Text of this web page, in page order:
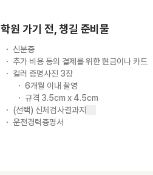
학원 가기 전, 챙길 준비물
신분증
추가 비용 등의 결제를 위한 현금이나 카드
컬러 증명사진 3장
6개월 이내 촬영
규격 3.5cm x 4.5cm
(선택) 신체검사결과지
운전경력증명서